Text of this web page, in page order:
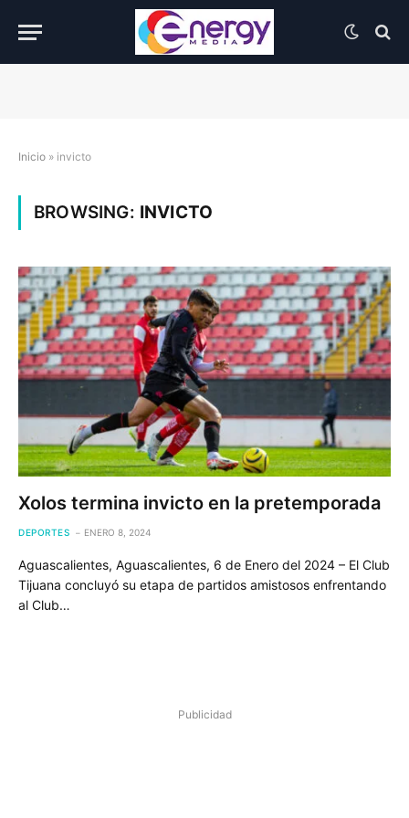
Inicio » invicto
BROWSING: INVICTO
Xolos termina invicto en la pretemporada
DEPORTES ENERO 8, 2024
Aguascalientes, Aguascalientes, 6 de Enero del 2024 – El Club
Tijuana concluyó su etapa de partidos amistosos enfrentando
al Club…
Publicidad